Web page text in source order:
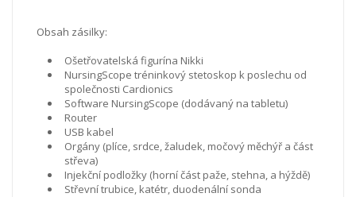
Obsah zásilky:
Ošetřovatelská figurína Nikki
NursingScope tréninkový stetoskop k poslechu od
společnosti Cardionics
Software NursingScope (dodávaný na tabletu)
Router
USB kabel
Orgány (plíce, srdce, žaludek, močový měchýř a část
střeva)
Injekční podložky (horní část paže, stehna, a hýždě)
Střevní trubice, katétr, duodenální sonda